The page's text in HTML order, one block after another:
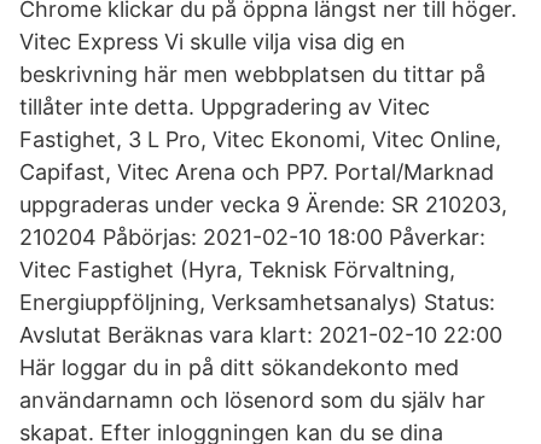
Chrome klickar du på öppna längst ner till höger.
Vitec Express Vi skulle vilja visa dig en
beskrivning här men webbplatsen du tittar på
tillåter inte detta. Uppgradering av Vitec
Fastighet, 3 L Pro, Vitec Ekonomi, Vitec Online,
Capifast, Vitec Arena och PP7. Portal/Marknad
uppgraderas under vecka 9 Ärende: SR 210203,
210204 Påbörjas: 2021-02-10 18:00 Påverkar:
Vitec Fastighet (Hyra, Teknisk Förvaltning,
Energiuppföljning, Verksamhetsanalys) Status:
Avslutat Beräknas vara klart: 2021-02-10 22:00
Här loggar du in på ditt sökandekonto med
användarnamn och lösenord som du själv har
skapat. Efter inloggningen kan du se dina